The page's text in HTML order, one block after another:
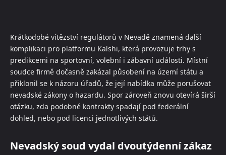
Krátkodobé vítězství regulátorů v Nevadě znamená další
komplikaci pro platformu Kalshi, která provozuje trhy s
predikcemi na sportovní, volební i zábavní události. Místní
soudce firmě dočasně zakázal působení na území státu a
přiklonil se k názoru úřadů, že její nabídka může porušovat
nevadské zákony o hazardu. Spor zároveň znovu otevírá širší
otázku, zda podobné kontrakty spadají pod federální
dohled, nebo pod licenci jednotlivých států.
Nevadský soud vydal dvoutýdenní zákaz